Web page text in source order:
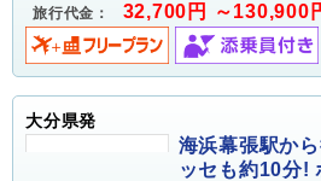
旅行代金： 32,700円 ～130,900
大分県発
海浜幕張駅か
ッセも約10分!